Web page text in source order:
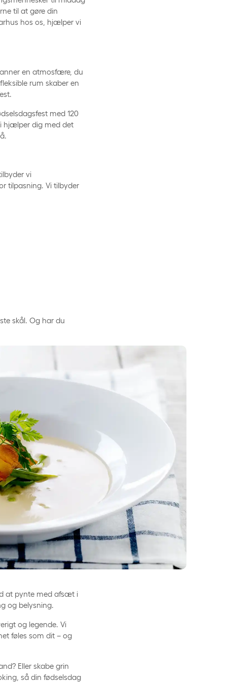
til at gøre din
hos os, hjælper vi
en atmosfære, du
rum skaber en
med 120
hjælper dig med det
vi
tilpasning. Vi tilbyder
skål. Og har du
at pynte med afsæt i
og belysning.
og legende. Vi
føles som dit – og
Eller skabe grin
så din fødselsdag